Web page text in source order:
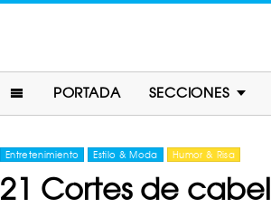
PORTADA SECCIONES
Entretenimiento Estilo & Moda Humor & Risa
21 Cortes de